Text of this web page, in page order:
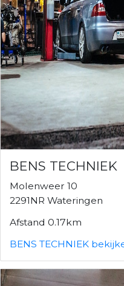
BENS TECHNIEK
Molenweer 10
2291NR Wateringen
Afstand 0.17km
BENS TECHNIEK